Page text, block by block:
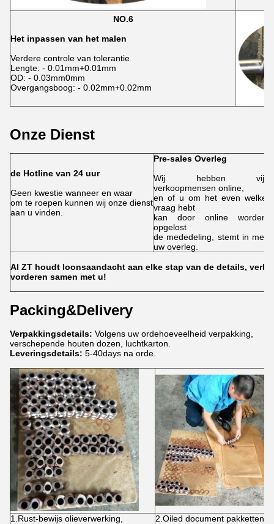
NO.6
Het inpassen van het malen
Verdere controle van tolerantie
Lengte: - 0.01mm+0.01mm
OD: - 0.03mm0mm
Overgangsboog: - 0.02mm+0.02mm
Onze Dienst
de Hotline van 24 uur
Geen kwestie wanneer en waar
om te roepen kunnen wij onze dienst
aan u vinden.
Pre-sales Overleg
Wij hebben vijf
verkoopmensen online,
en of u om het even welke
vraag hebt
kan door online worden
opgelost
de mededeling, stemt in met
uw overleg.
Al ZT houdt loonsaandacht aan elke stap van de details,
vorderen samen met u!
Packing&Delivery
Verpakkingsdetails: Volgens uw ordehoeveelheid verpakking,
verschepende houten dozen, luchtkarton.
Leveringsdetails: 5-40days na orde.
1.Rust-bewijs olieverwerking,
2.Oiled document pakketten,